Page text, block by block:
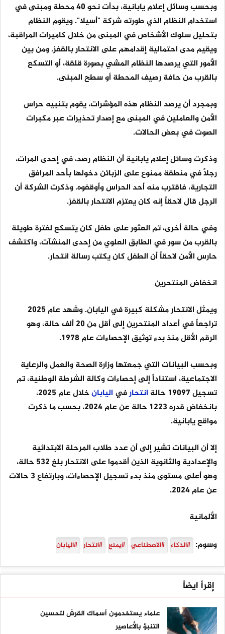
وبحسب وسائل إعلام يابانية، بدأت نحو 40 محطة ومبنى في
استخدام النظام الذي طورته شركة "أسيلا". ويقوم النظام
بتحليل سلوك الأشخاص في المبنى من خلال كاميرات المراقبة،
ويقيم مدى احتمالية إقدامهم على الانتحار بالقفز. ومن بين
الأمور التي يرصدها النظام المشي بصورة قلقة، أو التسكع
بالقرب من حافة رصيف المحطة أو سطح المبنى.
وبمجرد أن يرصد النظام هذه المؤشرات، يقوم بتنبيه حراس
الأمن والعاملين في المبنى مع إصدار تحذيرات عبر مكبرات
الصوت في بعض الحالات.
وذكرت وسائل إعلام يابانية أن النظام رصد، في إحدى المرات،
رجلاً في منطقة ممنوع على الزبائن دخولها بأحد المرافق
التجارية، فاقترب منه أحد الحراس وأوقفوه. وذكرت الشركة أن
الرجل قال لاحقاً إنه كان يعتزم الانتحار بالقفز.
وفي حالة أخرى، تم العثور على طفل كان يتسكع لفترة طويلة
بالقرب من سور في الطابق العلوي من إحدى المنشآت، واكتشف
حارس الأمن لاحقاً أن الطفل كان يكتب رسالة انتحار.
انخفاض المنتحرين
ويمثل الانتحار مشكلة كبيرة في اليابان. وشهد عام 2025
تراجعاً في أعداد المنتحرين إلى أقل من 20 ألف حالة، وهو
الرقم الأقل منذ بدء توثيق الإحصاءات عام 1978.
وبحسب البيانات التي جمعتها وزارة الصحة والعمل والرعاية
الاجتماعية، استناداً إلى إحصاءات وكالة الشرطة الوطنية، تم
تسجيل 19097 حالة
انتحارفي اليابان
خلال عام 2025،
بانخفاض قدره 1223 حالة عن عام 2024، بحسب ما ذكرت
مواقع يابانية.
إلا أن البيانات تشير إلى أن عدد طلاب المرحلة الابتدائية
والإعدادية والثانوية الذين أقدموا على الانتحار بلغ 532 حالة،
وهو أعلى مستوى منذ بدء تسجيل الإحصاءات، وبارتفاع 3 حالات
عن عام 2024.
الألمانية
وسوم: #الذكاء #الاصطناعي #يمنع #انتحار #اليابان
إقرأ ايضاً
علماء يستخدمون أسماك القرش لتحسين
التنبؤ بالأعاصير